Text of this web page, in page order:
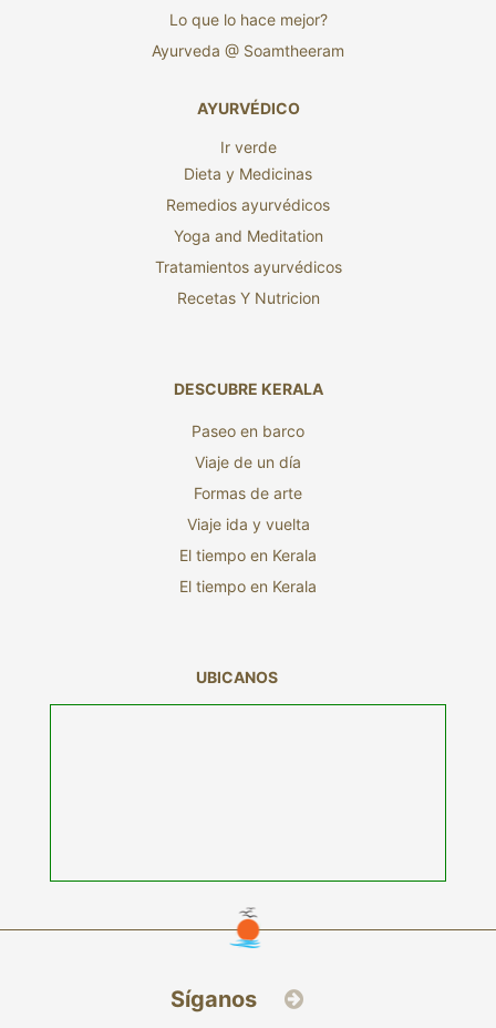
Lo que lo hace mejor?
Ayurveda @ Soamtheeram
AYURVÉDICO
Ir verde
Dieta y Medicinas
Remedios ayurvédicos
Yoga and Meditation
Tratamientos ayurvédicos
Recetas Y Nutricion
DESCUBRE KERALA
Paseo en barco
Viaje de un día
Formas de arte
Viaje ida y vuelta
El tiempo en Kerala
El tiempo en Kerala
UBICANOS
Síganos